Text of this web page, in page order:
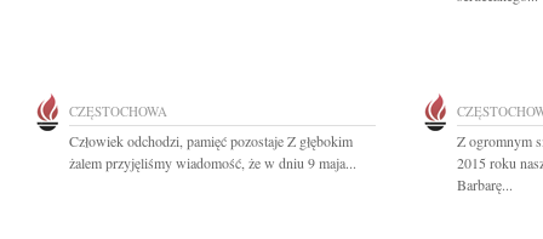
CZĘSTOCHOWA
Człowiek odchodzi, pamięć pozostaje Z głębokim
żalem przyjęliśmy wiadomość, że w dniu 9 maja...
Z ogromnym
2015 roku
Barbarę...